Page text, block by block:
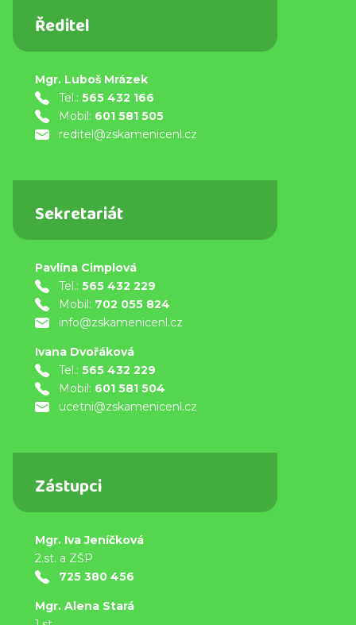
Ředitel
Mgr. Luboš Mrázek
Tel.: 565 432 166
Mobil: 601 581 505
reditel@zskamenicenl.cz
Sekretariát
Pavlína Cimplová
Tel.: 565 432 229
Mobil: 702 055 824
info@zskamenicenl.cz
Ivana Dvořáková
Tel.: 565 432 229
Mobil: 601 581 504
ucetni@zskamenicenl.cz
Zástupci
Mgr. Iva Jeníčková
2.st. a ZŠP
725 380 456
Mgr. Alena Stará